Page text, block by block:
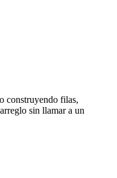
construyendo filas,
sin llamar a un